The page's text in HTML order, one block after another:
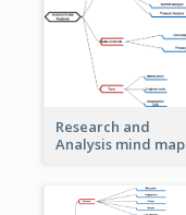
Research and
Analysis mind map